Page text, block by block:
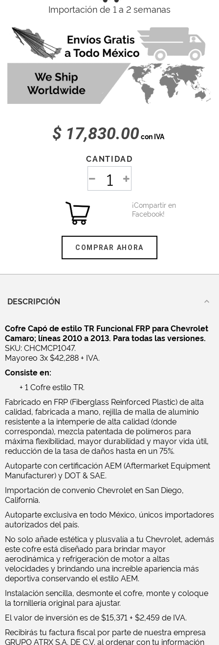
Importación de 1 a 2 semanas
$ 17,830.00con IVA
CANTIDAD
¡Compartir en
Facebook!
COMPRAR AHORA
DESCRIPCIÓN
Cofre Capó de estilo TR Funcional FRP para Chevrolet
Camaro; líneas 2010 a 2013. Para todas las versiones.
SKU: CHCMCP1047.
Mayoreo 3x $42,288 + IVA.
Consiste en:
+ 1 Cofre estilo TR.
Fabricado en FRP (Fiberglass Reinforced Plastic) de alta
calidad, fabricada a mano, rejilla de malla de aluminio
resistente a la intemperie de alta calidad (donde
corresponda), mezcla patentada de polímeros para
máxima flexibilidad, mayor durabilidad y mayor vida útil,
reducción de la tasa de daños hasta en un 75%.
Autoparte con certificación AEM (Aftermarket Equipment
Manufacturer) y DOT & SAE.
Importación de convenio Chevrolet en San Diego,
California.
Autoparte exclusiva en todo México, únicos importadores
autorizados del país.
No solo añade estética y plusvalía a tu Chevrolet, además
este cofre está diseñado para brindar mayor
aerodinámica y refrigeración de motor a altas
velocidades y brindando una increíble apariencia más
deportiva conservando el estilo AEM.
Instalación sencilla, desmonte el cofre, monte y coloque
la tornillería original para ajustar.
El valor de inversión es de $15,371 + $2,459 de IVA.
Recibirás tu factura fiscal por parte de nuestra empresa
GRUPO ATRX S.A. DE C.V. al ordenar con tu información